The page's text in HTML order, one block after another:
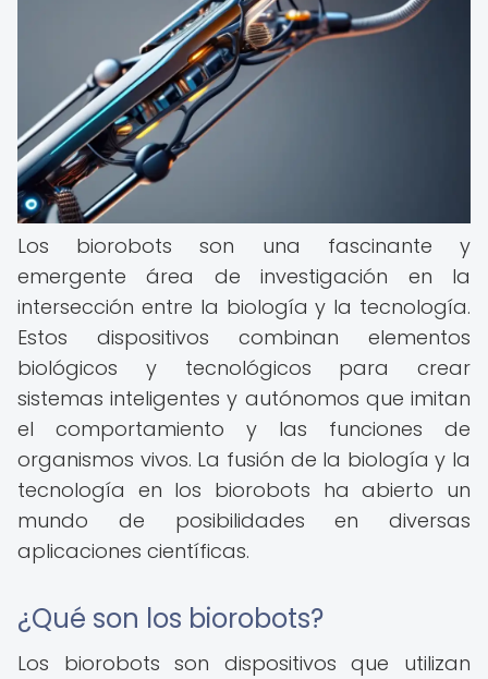
Los biorobots son una fascinante y
emergente área de investigación en la
intersección entre la biología y la tecnología.
Estos dispositivos combinan elementos
biológicos y tecnológicos para crear
sistemas inteligentes y autónomos que imitan
el comportamiento y las funciones de
organismos vivos. La fusión de la biología y la
tecnología en los biorobots ha abierto un
mundo de posibilidades en diversas
aplicaciones científicas.
¿Qué son los biorobots?
Los biorobots son dispositivos que utilizan